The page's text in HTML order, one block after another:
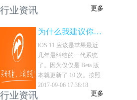
行业资讯 更多
为什么我建议你别升级 iOS 11？
iOS 11 应该是苹果最近
几年最纠结的一代系统
了。因为仅仅是 Beta 版
本就更新了 10 次。按照
苹果惯例，苹果一般会有
5 个 Beta 版系统，之后就
2017-09-06 17:38:18
行业资讯 更多